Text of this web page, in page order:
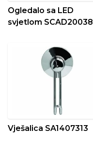
Ogledalo sa LED
svjetlom SCAD20038
Vješalica SA1407313